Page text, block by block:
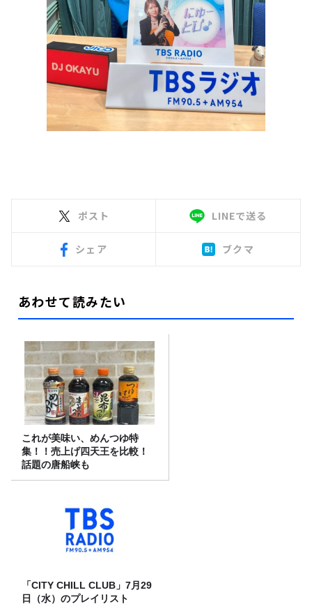
ポスト LINEで送る
シェア ブクマ
あわせて読みたい
これが美味い、めんつゆ特
集！！売上げ四天王を比較！
話題の唐船峡も
「CITY CHILL CLUB」7月29
日（水）のプレイリスト